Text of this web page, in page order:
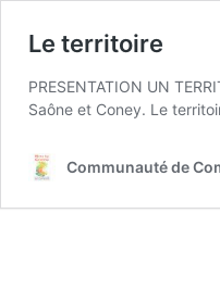
Le territoire
PRESENTATION UN
Saône et Coney. Le
Communauté de